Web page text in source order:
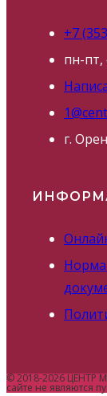
+7
пн-пт,
г.
© 2018-2026 ЦЕНТР
сайте не являются